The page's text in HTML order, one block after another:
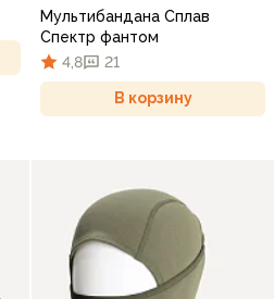
Мультибандана Сплав
Спектр фантом
4,8
21
В корзину